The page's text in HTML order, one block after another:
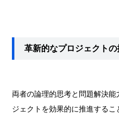
革新的なプロジェクトの
両者の論理的思考と問題解決
ジェクトを効果的に推進するこ